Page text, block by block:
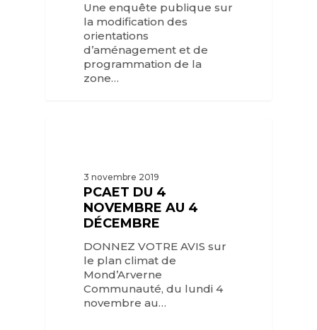
Une enquête publique sur
la modification des
orientations
d’aménagement et de
programmation de la
zone…
3 novembre 2019
PCAET DU 4
NOVEMBRE AU 4
DÉCEMBRE
DONNEZ VOTRE AVIS sur
le plan climat de
Mond’Arverne
Communauté, du lundi 4
novembre au…